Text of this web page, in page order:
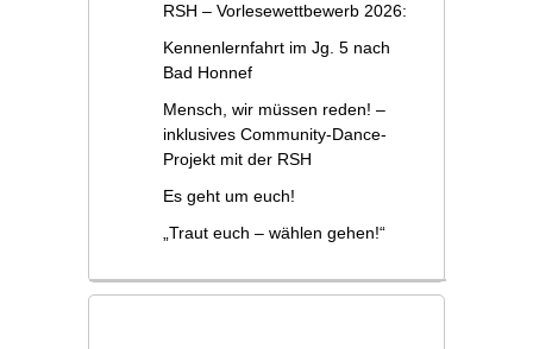
RSH – Vorlesewettbewerb 2026:
Kennenlernfahrt im Jg. 5 nach
Bad Honnef
Mensch, wir müssen reden! –
inklusives Community-Dance-
Projekt mit der RSH
Es geht um euch!
„Traut euch – wählen gehen!“